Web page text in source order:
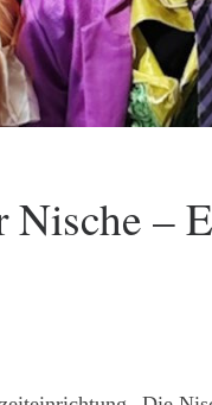
Nische –